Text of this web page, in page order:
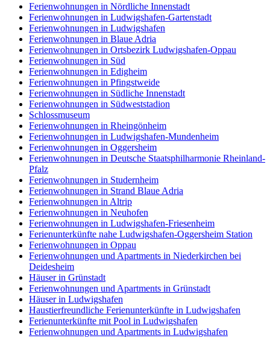
Ferienwohnungen in Nördliche Innenstadt
Ferienwohnungen in Ludwigshafen-Gartenstadt
Ferienwohnungen in Ludwigshafen
Ferienwohnungen in Blaue Adria
Ferienwohnungen in Ortsbezirk Ludwigshafen-Oppau
Ferienwohnungen in Süd
Ferienwohnungen in Edigheim
Ferienwohnungen in Pfingstweide
Ferienwohnungen in Südliche Innenstadt
Ferienwohnungen in Südweststadion
Schlossmuseum
Ferienwohnungen in Rheingönheim
Ferienwohnungen in Ludwigshafen-Mundenheim
Ferienwohnungen in Oggersheim
Ferienwohnungen in Deutsche Staatsphilharmonie Rheinland-
Pfalz
Ferienwohnungen in Studernheim
Ferienwohnungen in Strand Blaue Adria
Ferienwohnungen in Altrip
Ferienwohnungen in Neuhofen
Ferienwohnungen in Ludwigshafen-Friesenheim
Ferienunterkünfte nahe Ludwigshafen-Oggersheim Station
Ferienwohnungen in Oppau
Ferienwohnungen und Apartments in Niederkirchen bei
Deidesheim
Häuser in Grünstadt
Ferienwohnungen und Apartments in Grünstadt
Häuser in Ludwigshafen
Haustierfreundliche Ferienunterkünfte in Ludwigshafen
Ferienunterkünfte mit Pool in Ludwigshafen
Ferienwohnungen und Apartments in Ludwigshafen